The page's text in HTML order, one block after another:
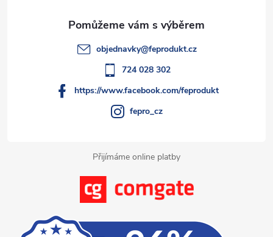
Přijímáme online platby
objednavky@feprodukt.cz
724 028 302
https://www.facebook.com/feprodukt
fepro_cz